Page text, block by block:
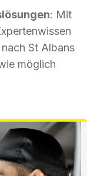
: Mit
St Albans
möglich